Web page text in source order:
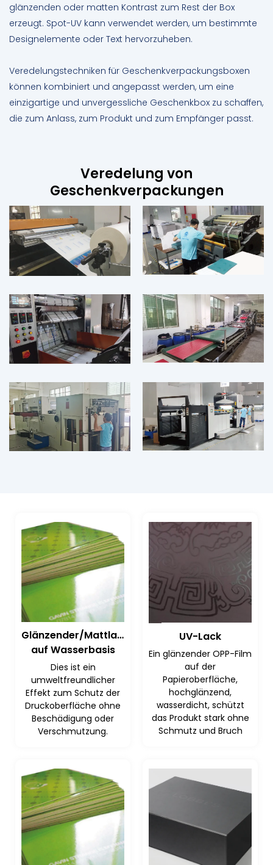
glänzenden oder matten Kontrast zum Rest der Box
erzeugt. Spot-UV kann verwendet werden, um bestimmte
Designelemente oder Text hervorzuheben.
Veredelungstechniken für Geschenkverpackungsboxen
können kombiniert und angepasst werden, um eine
einzigartige und unvergessliche Geschenkbox zu schaffen,
die zum Anlass, zum Produkt und zum Empfänger passt.
Veredelung von
Geschenkverpackungen
Glänzender/Mattlack
auf Wasserbasis
Dies ist ein
umweltfreundlicher
Effekt zum Schutz der
Druckoberfläche ohne
Beschädigung oder
Verschmutzung.
UV-Lack
Ein glänzender OPP-Film
auf der
Papieroberfläche,
hochglänzend,
wasserdicht, schützt
das Produkt stark ohne
Schmutz und Bruch